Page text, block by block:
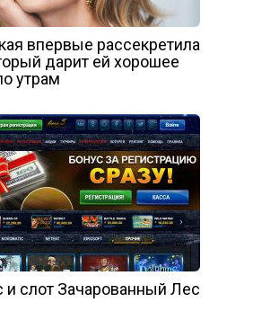
впервые рассекретила
дарит ей хорошее
утрам
и слот Зачарованный Лес